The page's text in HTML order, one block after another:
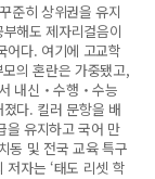
준히 상위권을 유지
해도 제자리걸음이
어다. 여기에 고교학
의 혼란은 가중됐고,
서 내신‧수행‧수능
다. 킬러 문항을 배
을 유지하고 국어 만
동 및 전국 교육 특구
자는 ‘태도 리셋 학